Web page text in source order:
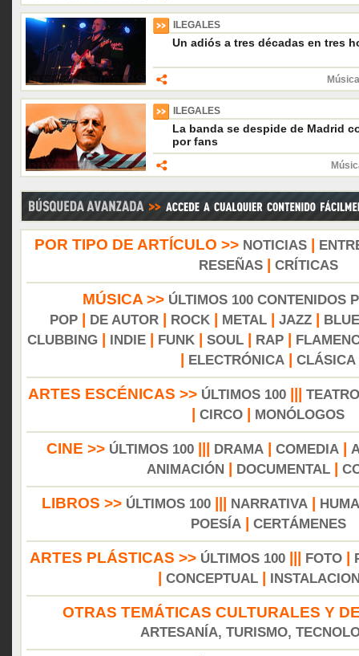
ILEGALES
Un adiós a tres décadas en tres
ILEGALES
La banda se despide de Madrid
por fans
POR TIPO DE ARTÍCULO >> NOTICIAS|
RESEÑAS| CRÍTICAS
MÚSICA >> ÚLTIMOS 100 CONTENIDOS
POP
DE AUTOR ROCK METAL JAZZ
CLUBBING
INDIE FUNK SOUL RAP
ELECTRÓNICA CLÁSICA
ARTES ESCÉNICAS >> ÚLTIMOS 100||| TEATRO
CIRCO MONÓLOGOS
CINE >> ÚLTIMOS 100 DRAMA COMEDIA
ANIMACIÓN
DOCUMENTAL|
LIBROS >> ÚLTIMOS 100 NARRATIVA
POESÍA| CERTÁMENES
ARTES PLÁSTICAS >> ÚLTIMOS 100 FOTO
CONCEPTUAL
OTRAS TEMÁTICAS CULTURALES Y
ARTESANÍA, TURISMO,